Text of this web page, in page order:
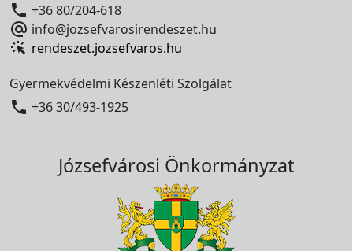
 +36 80/204-618
 info@jozsefvarosirendeszet.hu
rendeszet.jozsefvaros.hu
Gyermekvédelmi Készenléti Szolgálat
 +36 30/493-1925
Józsefvárosi Önkormányzat